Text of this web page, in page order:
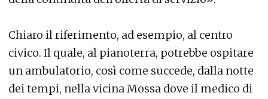
Chiaro il riferimento, ad esempio, al centro
civico. Il quale, al pianoterra, potrebbe ospitare
un ambulatorio, così come succede, dalla notte
dei tempi, nella vicina Mossa dove il medico di